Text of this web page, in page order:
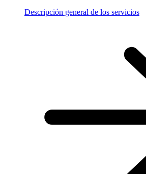
Descripción general de los servicios